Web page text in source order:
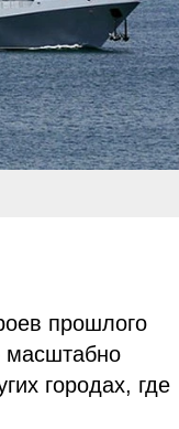
прошлого
масштабно
городах, где